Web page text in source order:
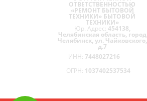
ОТВЕТСТВЕННОСТЬЮ
«РЕМОНТ БЫТОВОЙ
ТЕХНИКИ» БЫТОВОЙ
ТЕХНИКИ»
Юр. Адрес: 454138,
Челябинская область, город
Челябинск, ул. Чайковского,
д.7
ИНН: 7448027216
ОГРН: 1037402537534